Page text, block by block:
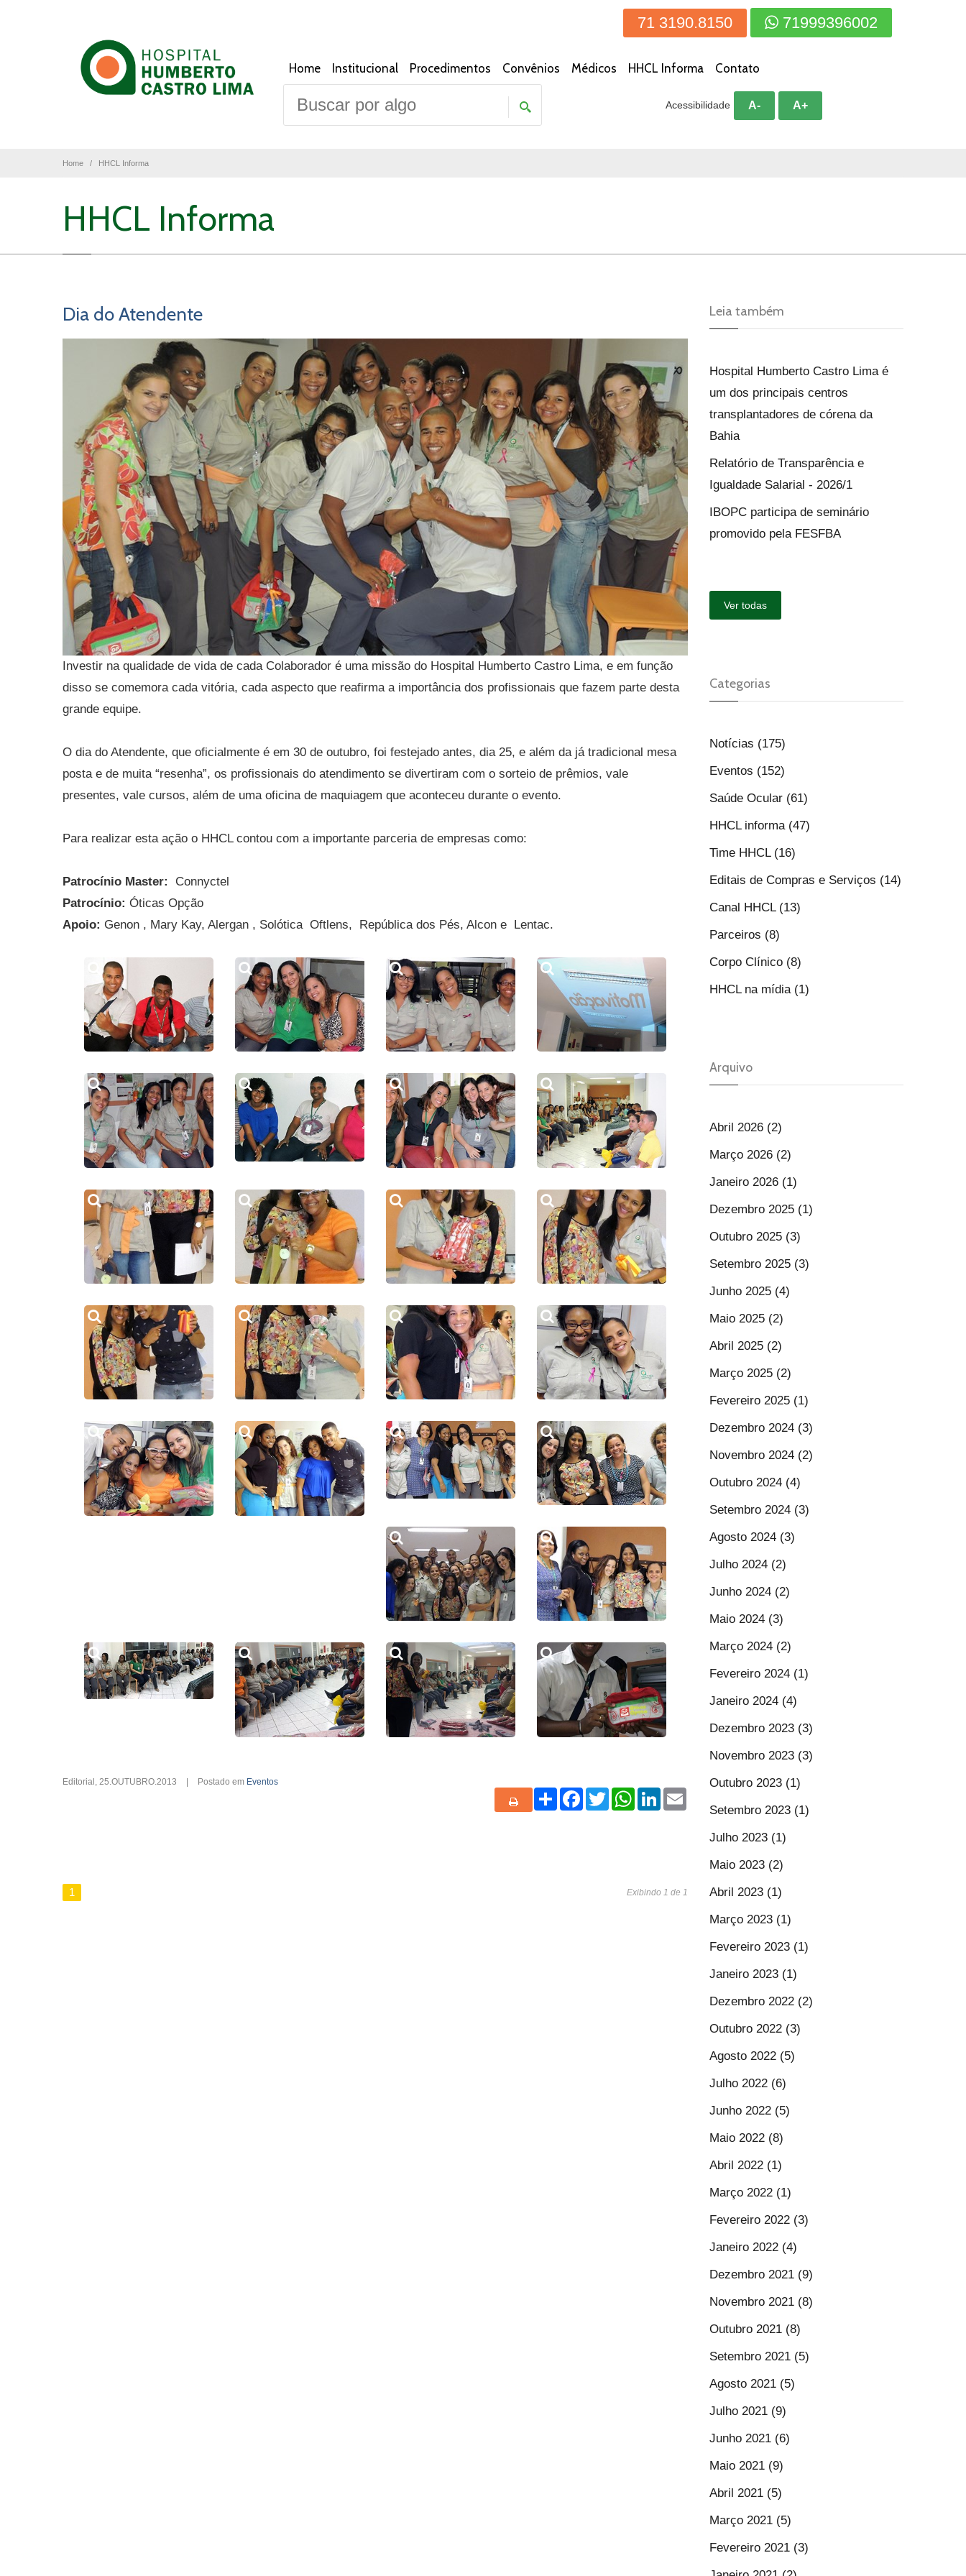
71 3190.8150 71999396002
Home Institucional Procedimentos Convênios Médicos HHCL Informa Contato
Acessibilidade A- A+
Home HHCL Informa
HHCL Informa
Dia do Atendente
Investir na qualidade de vida de cada Colaborador é uma missão do Hospital Humberto Castro Lima, e em função
disso se comemora cada vitória, cada aspecto que reafirma a importância dos profissionais que fazem parte desta
grande equipe.
O dia do Atendente, que oficialmente é em 30 de outubro, foi festejado antes, dia 25, e além da já tradicional mesa
posta e de muita “resenha”, os profissionais do atendimento se divertiram com o sorteio de prêmios, vale
presentes, vale cursos, além de uma oficina de maquiagem que aconteceu durante o evento.
Para realizar esta ação o HHCL contou com a importante parceria de empresas como:
Patrocínio Master:
Connyctel
Patrocínio: Óticas Opção
Apoio: Genon , Mary Kay, Alergan , Solótica Oftlens, República dos Pés, Alcon e Lentac.
Editorial 25.OUTUBRO.2013 | Postado em Eventos
ShareFacebook
TwitterWhatsApp
LinkedIn
1 Exibindo 1 de 1
Leia também
Hospital Humberto Castro Lima é
um dos principais centros
transplantadores de córena da
Bahia
Relatório de Transparência e
Igualdade Salarial - 2026/1
IBOPC participa de seminário
promovido pela FESFBA
Ver todas
Categorias
Notícias (175)
Eventos (152)
Saúde Ocular (61)
HHCL informa (47)
Time HHCL (16)
Editais de Compras e Serviços (14)
Canal HHCL (13)
Parceiros (8)
Corpo Clínico (8)
HHCL na mídia (1)
Arquivo
Abril 2026 (2)
Março 2026 (2)
Janeiro 2026 (1)
Dezembro 2025 (1)
Outubro 2025 (3)
Setembro 2025 (3)
Junho 2025 (4)
Maio 2025 (2)
Abril 2025 (2)
Março 2025 (2)
Fevereiro 2025 (1)
Dezembro 2024 (3)
Novembro 2024 (2)
Outubro 2024 (4)
Setembro 2024 (3)
Agosto 2024 (3)
Julho 2024 (2)
Junho 2024 (2)
Maio 2024 (3)
Março 2024 (2)
Fevereiro 2024 (1)
Janeiro 2024 (4)
Dezembro 2023 (3)
Novembro 2023 (3)
Outubro 2023 (1)
Setembro 2023 (1)
Julho 2023 (1)
Maio 2023 (2)
Abril 2023 (1)
Março 2023 (1)
Fevereiro 2023 (1)
Janeiro 2023 (1)
Dezembro 2022 (2)
Outubro 2022 (3)
Agosto 2022 (5)
Julho 2022 (6)
Junho 2022 (5)
Maio 2022 (8)
Abril 2022 (1)
Março 2022 (1)
Fevereiro 2022 (3)
Janeiro 2022 (4)
Dezembro 2021 (9)
Novembro 2021 (8)
Outubro 2021 (8)
Setembro 2021 (5)
Agosto 2021 (5)
Julho 2021 (9)
Junho 2021 (6)
Maio 2021 (9)
Abril 2021 (5)
Março 2021 (5)
Fevereiro 2021 (3)